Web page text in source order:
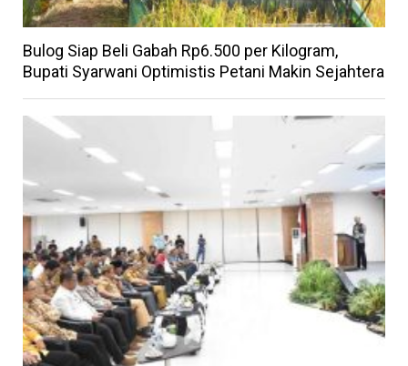
Bulog Siap Beli Gabah Rp6.500 per Kilogram,
Bupati Syarwani Optimistis Petani Makin Sejahtera